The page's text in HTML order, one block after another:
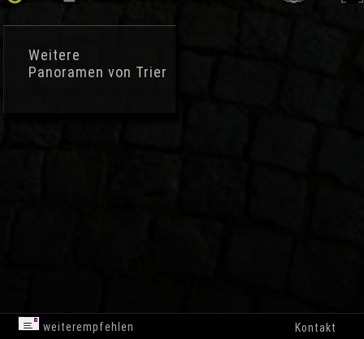
Weitere
Panoramen von Trier
weiterempfehlen Kontakt